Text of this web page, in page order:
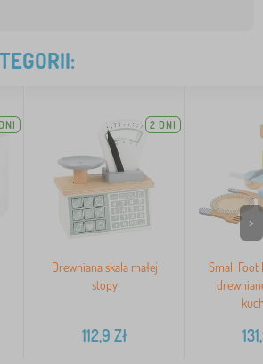
2 DNI
Drewniana skala małej
stopy
112,9 Zł
Small Foot
>